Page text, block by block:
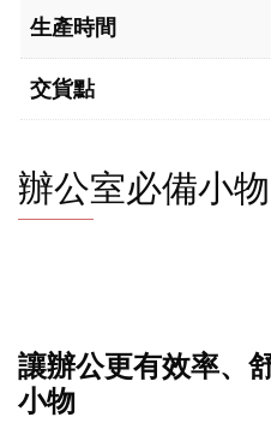
生產時間
交貨點
辦公室必備小物
讓辦公更有效率、
小物